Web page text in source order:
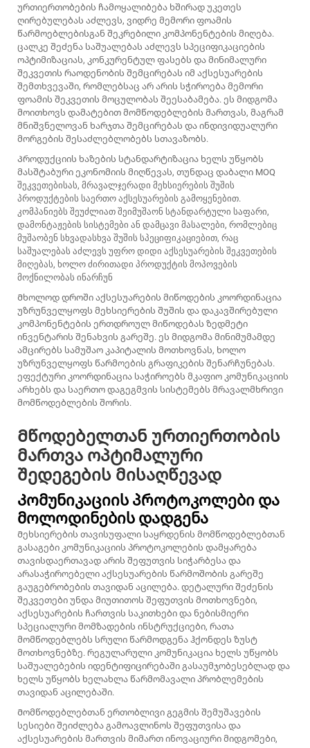
ურთიერთობების ჩამოყალიბება ხშირად უკეთეს
ღირებულებას აძლევს, ვიდრე მემორი ფოამის
წარმოებლებისგან შეკრებილი კომპონენტების მიღება.
ცალკე შეძენა საშუალებას აძლევს სპეციფიკაციების
ოპტიმიზაციას, კონკურენტულ ფასებს და მინიმალური
შეკვეთის რაოდენობის შემცირებას იმ აქსესუარების
შემთხვევაში, რომლებსაც არ არის სჭიროება მემორი
ფოამის შეკვეთის მოცულობას შეესაბამება. ეს მიდგომა
მოითხოვს დამატებით მომწოდებლების მართვას, მაგრამ
მნიშვნელოვან ხარჯთა შემცირებას და ინდივიდუალური
მორგების შესაძლებლობებს სთავაზობს.
Პროდუქციის ხაზების სტანდარტიზაცია ხელს უწყობს
მასშტაბური ეკონომიის მიღწევას, თუნდაც დაბალი MOQ
შეკვეთებისას, მრავალჯერადი მეხსიერების შუშის
პროდუქტების საერთო აქსესუარების გამოყენებით.
კომპანიებს შეუძლიათ შეიმუშაონ სტანდარტული საფარი,
დამონტაჟების სისტემები ან დამცავი მასალები, რომლებიც
მუშაობენ სხვადასხვა შუშის სპეციფიკაციებით, რაც
საშუალებას აძლევს უფრო დიდი აქსესუარების შეკვეთების
მიღებას, ხოლო ძირითადი პროდუქტის მოპოვების
მოქნილობას ინარჩუნ
Მხოლოდ დროში აქსესუარების მიწოდების კოორდინაცია
უზრუნველყოფს მეხსიერების შუშის და დაკავშირებული
კომპონენტების ერთდროულ მიწოდებას ზედმეტი
ინვენტარის შენახვის გარეშე. ეს მიდგომა მინიმუმამდე
ამცირებს სამუშაო კაპიტალის მოთხოვნას, ხოლო
უზრუნველყოფს წარმოების გრაფიკების შენარჩუნებას.
ეფექტური კოორდინაცია საჭიროებს მკაფიო კომუნიკაციის
არხებს და საერთო დაგეგმვის სისტემებს მრავალმხრივი
მომწოდებლების შორის.
Მწოდებელთან ურთიერთობის
მართვა ოპტიმალური
შედეგების მისაღწევად
Კომუნიკაციის პროტოკოლები და
მოლოდინების დადგენა
Მეხსიერების თავისუფალი საყრდენის მომწოდებლებთან
გასაგები კომუნიკაციის პროტოკოლების დამყარება
თავისდაერთავად არის შეფუთვის სიჭარბესა და
არასაჭიროებელი აქსესუარების წარმოშობის გარეშე
გაუგებრობების თავიდან აცილება. დეტალური შეძენის
შეკვეთები უნდა მიუთითოს შეფუთვის მოთხოვნები,
აქსესუარების ჩართვის საკითხები და ნებისმიერი
სპეციალური მომზადების ინსტრუქციები, რათა
მომწოდებლებს სრული წარმოდგენა ჰქონდეს ზუსტ
მოთხოვნებზე. რეგულარული კომუნიკაცია ხელს უწყობს
საშუალებების იდენტიფიცირებაში გასაუმჯობესებლად და
ხელს უწყობს ხელახლა წარმომავალი პრობლემების
თავიდან აცილებაში.
Მომწოდებლებთან ერთობლივი გეგმის შემუშავების
სესიები შეიძლება გამოავლინოს შეფუთვისა და
აქსესუარების მართვის მიმართ ინოვაციური მიდგომები,